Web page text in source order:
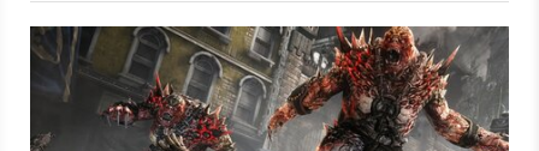
erreichen.